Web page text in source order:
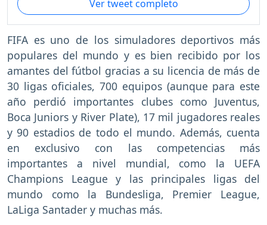
Ver tweet completo
FIFA es uno de los simuladores deportivos más
populares del mundo y es bien recibido por los
amantes del fútbol gracias a su licencia de más de
30 ligas oficiales, 700 equipos (aunque para este
año perdió importantes clubes como Juventus,
Boca Juniors y River Plate), 17 mil jugadores reales
y 90 estadios de todo el mundo. Además, cuenta
en exclusivo con las competencias más
importantes a nivel mundial, como la UEFA
Champions League y las principales ligas del
mundo como la Bundesliga, Premier League,
LaLiga Santader y muchas más.